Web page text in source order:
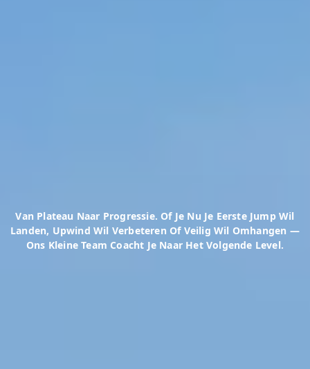
Van Plateau Naar Progressie. Of Je Nu Je Eerste Jump Wil
Landen, Upwind Wil Verbeteren Of Veilig Wil Omhangen —
Ons Kleine Team Coacht Je Naar Het Volgende Level.